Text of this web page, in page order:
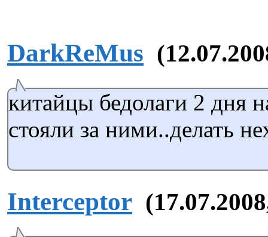
DarkReMus
китайцы бедолаги 2 дня
стояли за ними..делать
Interceptor